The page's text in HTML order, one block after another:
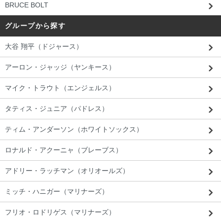
BRUCE BOLT
グループから探す
大谷 翔平（ドジャース）
アーロン・ジャッジ（ヤンキース）
マイク・トラウト（エンジェルス）
タティス・ジュニア（パドレス）
ティム・アンダーソン（ホワイトソックス）
ロナルド・アクーニャ（ブレーブス）
アドリー・ラッチマン（オリオールズ）
ミッチ・ハニガー（マリナーズ）
フリオ・ロドリゲス（マリナーズ）